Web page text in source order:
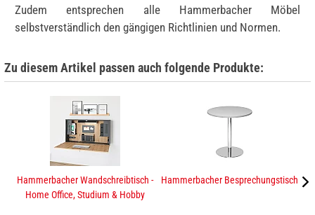
Zudem entsprechen alle Hammerbacher Möbel
selbstverständlich den gängigen Richtlinien und Normen.
Zu diesem Artikel passen auch folgende Produkte:
Hammerbacher Wandschreibtisch -
Home Office, Studium & Hobby
Hammerbacher Besprechungstisch